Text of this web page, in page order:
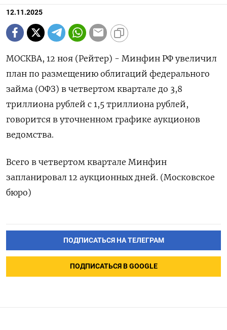
12.11.2025
МОСКВА, 12 ноя (Рейтер) - Минфин РФ увеличил
план по размещению облигаций федерального
займа (ОФЗ) в четвертом квартале до 3,8
триллиона рублей с 1,5 триллиона рублей,
говорится в уточненном графике аукционов
ведомства.
Всего в четвертом квартале Минфин
запланировал 12 аукционных дней. (Московское
бюро)
ПОДПИСАТЬСЯ НА ТЕЛЕГРАМ
ПОДПИСАТЬСЯ В GOOGLE